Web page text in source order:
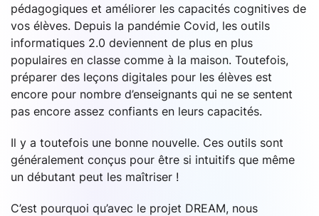
pédagogiques et améliorer les capacités cognitives de
vos élèves. Depuis la pandémie Covid, les outils
informatiques 2.0 deviennent de plus en plus
populaires en classe comme à la maison. Toutefois,
préparer des leçons digitales pour les élèves est
encore pour nombre d’enseignants qui ne se sentent
pas encore assez confiants en leurs capacités.
Il y a toutefois une bonne nouvelle. Ces outils sont
généralement conçus pour être si intuitifs que même
un débutant peut les maîtriser !
C’est pourquoi qu’avec le projet DREAM, nous